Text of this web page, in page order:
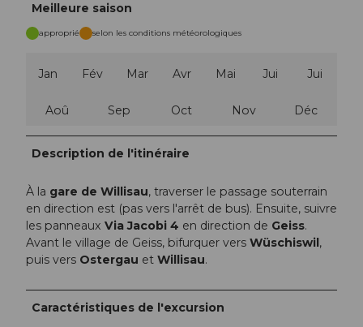
Meilleure saison
approprié selon les conditions météorologiques
Jan Fév Mar Avr Mai Jui Jui
Aoû Sep Oct Nov Déc
Description de l'itinéraire
À la gare de Willisau, traverser le passage souterrain
en direction est (pas vers l'arrêt de bus). Ensuite, suivre
les panneaux Via Jacobi 4 en direction de Geiss.
Avant le village de Geiss, bifurquer vers Wüschiswil,
puis vers Ostergau et Willisau.
Caractéristiques de l'excursion